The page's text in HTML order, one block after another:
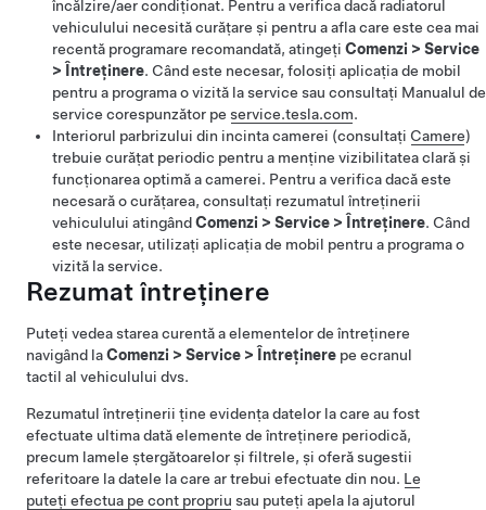
încălzire/aer condiționat. Pentru a verifica dacă radiatorul
vehiculului necesită curățare și pentru a afla care este cea mai
recentă programare recomandată, atingeți Comenzi > Service
>
Întreținere. Când este necesar, folosiți aplicația de mobil
pentru a programa o vizită la service sau consultați Manualul de
service corespunzător pe service.tesla.com.
Interiorul parbrizului din incinta camerei (consultați Camere)
trebuie curățat periodic pentru a menține vizibilitatea clară și
funcționarea optimă a camerei. Pentru a verifica dacă este
necesară o curățarea, consultați rezumatul întreținerii
vehiculului atingândComenzi > Service > Întreținere. Când
este necesar, utilizați aplicația de mobil pentru a programa o
vizită la service.
Rezumat întreținere
Puteți vedea starea curentă a elementelor de întreținere
navigând laComenzi > Service > Întreținere pe ecranul
tactil al vehiculului dvs.
Rezumatul întreținerii ține evidența datelor la care au fost
efectuate ultima dată elemente de întreținere periodică,
precum lamele ștergătoarelor și filtrele, și oferă sugestii
referitoare la datele la care ar trebui efectuate din nou. Le
puteți efectua pe cont propriu sau puteți apela la ajutorul